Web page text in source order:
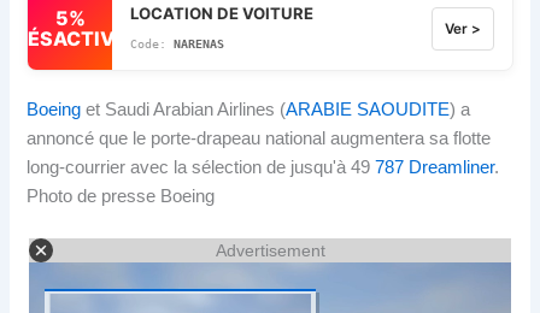
5%
DÉSACTIVÉ
LOCATION DE VOITURE
NARENAS
Ver >
Boeing et Saudi Arabian Airlines (ARABIE SAOUDITE) a
annoncé que le porte-drapeau national augmentera sa flotte
long-courrier avec la sélection de jusqu'à 49787 Dreamliner.
Photo de presse Boeing
Advertisement